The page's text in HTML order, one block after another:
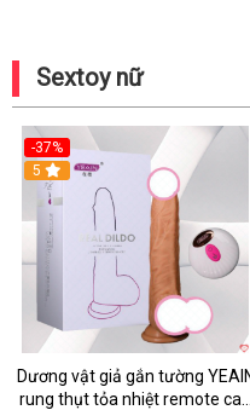
Sextoy nữ
-37%
5
Dương vật giả gắn tường
rung thụt tỏa nhiệt remote cao